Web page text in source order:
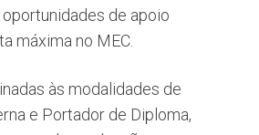
de apoio
máxima no MEC.
às modalidades de
e Portador de Diploma,